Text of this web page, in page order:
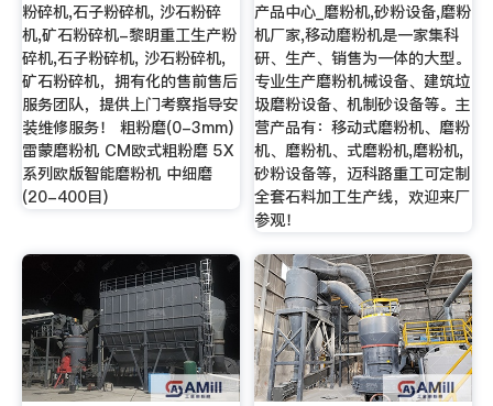
粉碎机,石子粉碎机, 沙石粉碎
机,矿石粉碎机-黎明重工生产粉
碎机,石子粉碎机, 沙石粉碎机,
矿石粉碎机，拥有化的售前售后
服务团队，提供上门考察指导安
装维修服务！ 粗粉磨(0-3mm)
雷蒙磨粉机 CM欧式粗粉磨 5X
系列欧版智能磨粉机 中细磨
(20-400目)
产品中心_磨粉机,砂粉设备,磨粉
机厂家,移动磨粉机是一家集科
研、生产、销售为一体的大型。
专业生产磨粉机械设备、建筑垃
圾磨粉设备、机制砂设备等。主
营产品有：移动式磨粉机、磨粉
机、磨粉机、式磨粉机,磨粉机,
砂粉设备等，迈科路重工可定制
全套石料加工生产线，欢迎来厂
参观！